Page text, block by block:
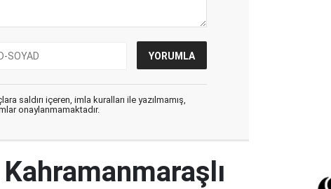
saldırı içeren, imla kuralları ile yazılmamış,
onaylanmamaktadır.